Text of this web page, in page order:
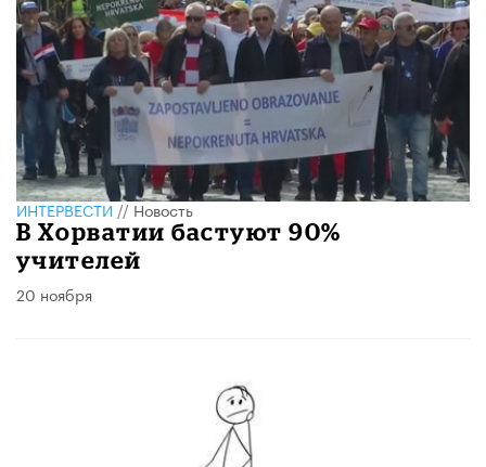
ИНТЕРВЕСТИ//Новость
В Хорватии бастуют 90%
учителей
20 ноября